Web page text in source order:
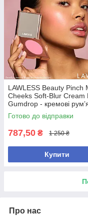
LAWLESS Beauty Pinch
Cheeks Soft-Blur Cream
Gumdrop - кремові
для щік і губ
Готово до відправки
787,50 ₴ 1 250 ₴
Купити
Про нас